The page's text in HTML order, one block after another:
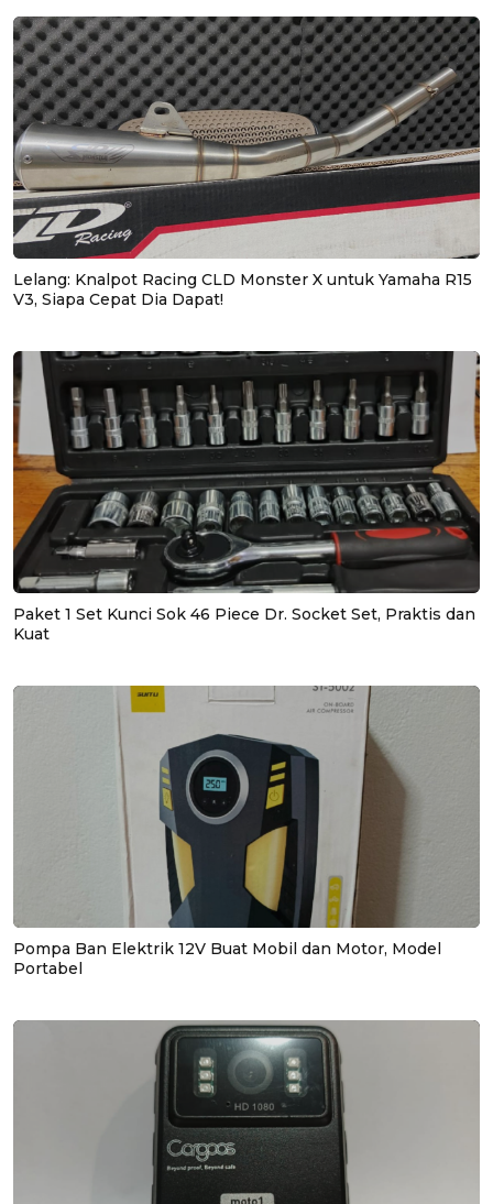
Lelang: Knalpot Racing CLD Monster X untuk Yamaha R15
V3, Siapa Cepat Dia Dapat!
Paket 1 Set Kunci Sok 46 Piece Dr. Socket Set, Praktis dan
Kuat
Pompa Ban Elektrik 12V Buat Mobil dan Motor, Model
Portabel